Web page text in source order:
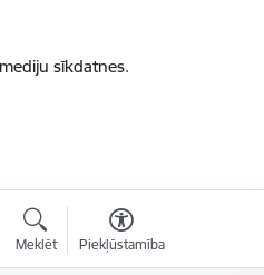
sīkdatnes.
Meklēt Piekļūstamība